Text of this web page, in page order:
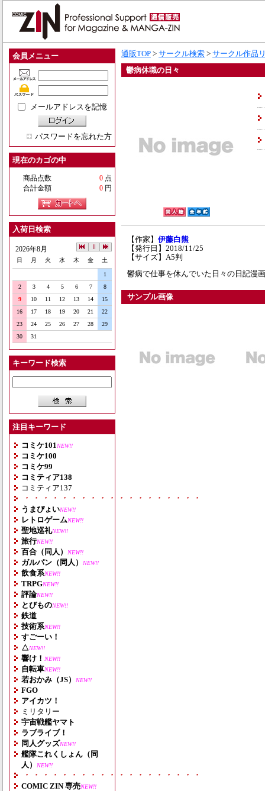
会員メニュー
メールアドレスを記憶
パスワードを忘れた方
現在のカゴの中
商品点数 0 点
合計金額
0 円
入荷日検索
2026年8月
日 月 火 水 木 金 土
1
2
3 4 5 6 7
8
9
10 11 12 13 14
15
16
17 18 19 20 21
22
23
24 25 26 27 28
29
30
31
キーワード検索
注目キーワード
コミケ101 NEW!!
コミケ100
コミケ99
コミティア138
コミティア137
・・・・・・・・・・・・・・・・・・・
うまぴょいNEW!!
レトロゲームNEW!!
聖地巡礼NEW!!
旅行NEW!!
百合（同人） NEW!!
ガルパン（同人） NEW!!
飲食系NEW!!
TRPGNEW!!
評論NEW!!
とびものNEW!!
鉄道
技術系NEW!!
すごーい！
△NEW!!
響け！ NEW!!
自転車NEW!!
若おかみ（JS） NEW!!
FGO
アイカツ！
ミリタリー
宇宙戦艦ヤマト
ラブライブ！
同人グッズNEW!!
艦隊これくしょん（同
人）
NEW!!
・・・・・・・・・・・・・・・・・・・
COMIC ZIN 専売NEW!!
通販TOP > サークル検索 > サークル作品
鬱病休職の日々
【作家】 伊藤白熊
【発行日】2018/11/25
【サイズ】A5判
鬱病で仕事を休んでいた日々の日記漫
サンプル画像